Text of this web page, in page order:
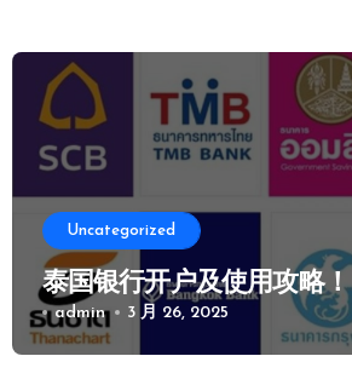
Uncategorized
泰国银行开户及使用攻略！
admin 3 月 26, 2025